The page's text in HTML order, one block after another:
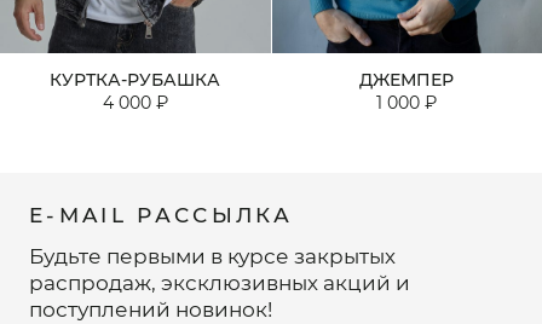
КУРТКА-РУБАШКА
4 000 ₽
ДЖЕМПЕР
1 000 ₽
E-MAIL РАССЫЛКА
Будьте первыми в курсе закрытых
распродаж, эксклюзивных акций и
поступлений новинок!